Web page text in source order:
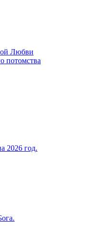
Любви
потомства
2026 год.